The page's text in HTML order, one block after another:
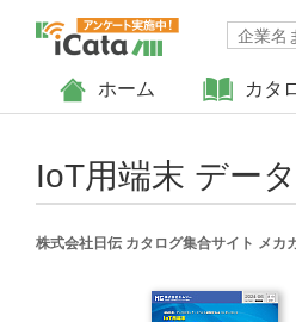
ホーム カタ
IoT用端末 デー
株式会社日伝 カタログ集合サイト メカ